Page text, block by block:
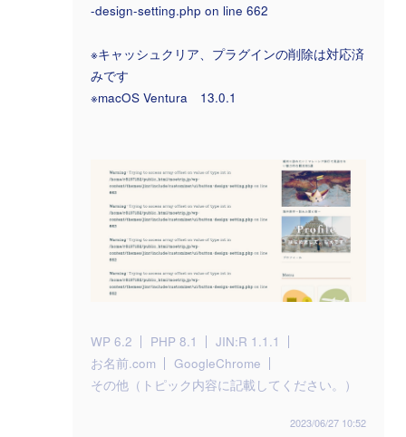
-design-setting.php on line 662
※キャッシュクリア、プラグインの削除は対応済
みです
※macOS Ventura 13.0.1
WP 6.2 PHP 8.1
JIN:R 1.1.1
お名前.com
GoogleChrome
その他（トピック内容に記載してください。）
2023/06/27 10:52